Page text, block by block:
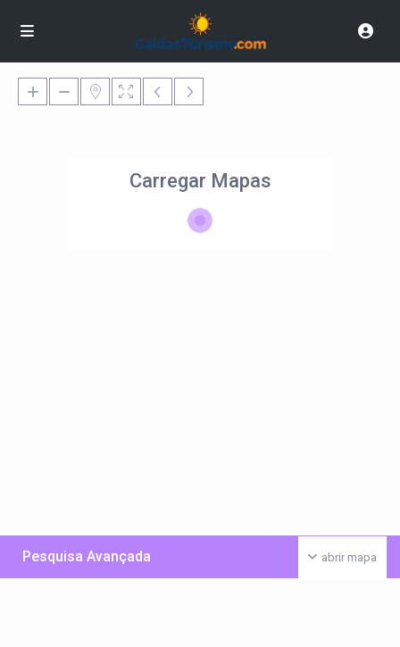
Carregar Mapas
abrir mapa
Pesquisa Avançada